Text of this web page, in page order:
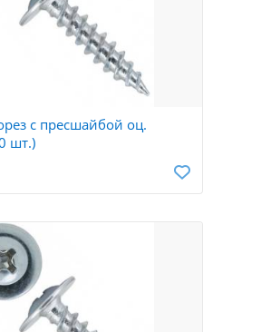
с пресшайбой оц.
шт.)